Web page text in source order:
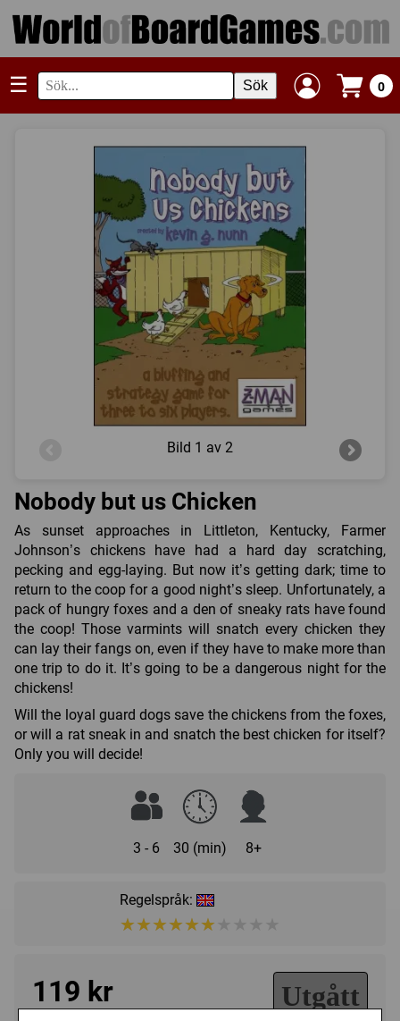
☰ Sök 0
Bild 1 av 2
Nobody but us Chicken
As sunset approaches in Littleton, Kentucky, Farmer
Johnson’s chickens have had a hard day scratching,
pecking and egg-laying. But now it’s getting dark; time to
return to the coop for a good night’s sleep. Unfortunately, a
pack of hungry foxes and a den of sneaky rats have found
the coop! Those varmints will snatch every chicken they
can lay their fangs on, even if they have to make more than
one trip to do it. It’s going to be a dangerous night for the
chickens!
Will the loyal guard dogs save the chickens from the foxes,
or will a rat sneak in and snatch the best chicken for itself?
Only you will decide!
3 - 6 30 (min) 8+
Regelspråk:
★★★★★★★★★★
★★★★★★★★★★
119 kr Utgått